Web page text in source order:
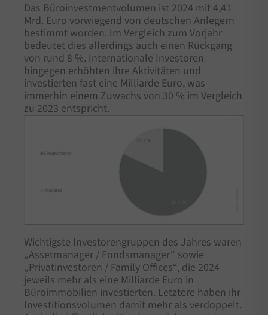
Das Büroinvestmentvolumen ist 2024 mit 4,41
Mrd. Euro vorwiegend von deutschen Anlegern
bestimmt worden. Im Vergleich zum Vorjahr
bedeutet dies allerdings auch einen Rückgang
von rund 8 %. Internationale Investoren
hingegen erhöhten ihre Aktivitäten und
investierten fast eine Milliarde Euro, was
immerhin einem Zuwachs von 30 % im Vergleich
zu 2023 entspricht.
Wichtigste Investorengruppen des Jahres waren
„Assetmanager / Fondsmanager“ sowie
„Privatinvestoren / Family Offices“, die 2024
jeweils mehr als eine Milliarde Euro in
Büroimmobilien investierten. Letztere haben ihr
Investitionsvolumen damit mehr als verdoppelt.